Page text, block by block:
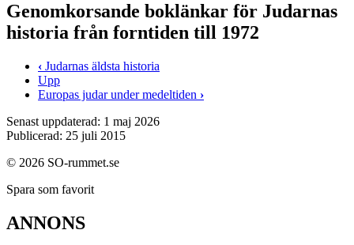
Genomkorsande boklänkar för Judarnas
historia från forntiden till 1972
‹ Judarnas äldsta historia
Upp
Europas judar under medeltiden ›
Senast uppdaterad: 1 maj 2026
Publicerad: 25 juli 2015
© 2026 SO-rummet.se
Spara som favorit
ANNONS